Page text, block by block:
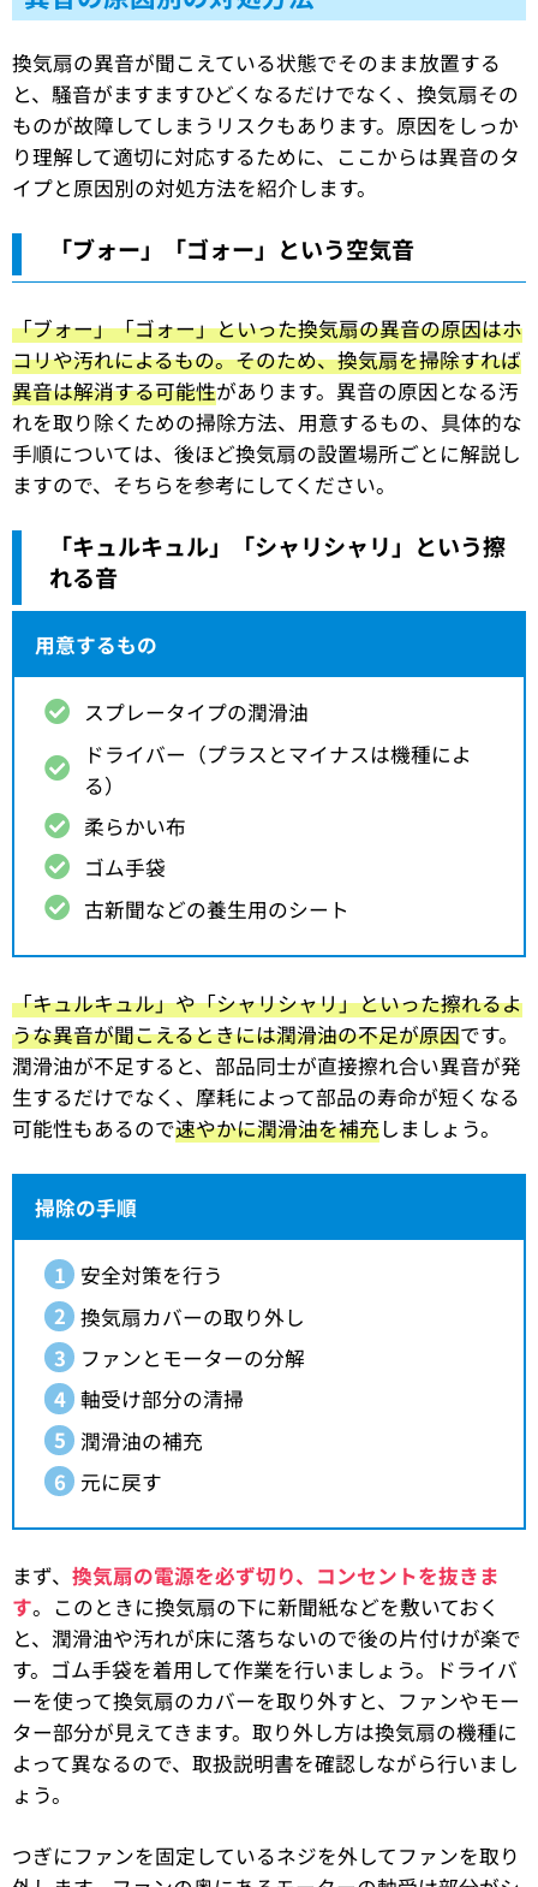
換気扇の異音が聞こえている状態でそのまま放置する
と、騒音がますますひどくなるだけでなく、換気扇その
ものが故障してしまうリスクもあります。原因をしっか
り理解して適切に対応するために、ここからは異音のタ
イプと原因別の対処方法を紹介します。
「ブォー」「ゴォー」という空気音
「ブォー」「ゴォー」といった換気扇の異音の原因はホ
コリや汚れによるもの。そのため、換気扇を掃除すれば
異音は解消する可能性があります。異音の原因となる汚
れを取り除くための掃除方法、用意するもの、具体的な
手順については、後ほど換気扇の設置場所ごとに解説し
ますので、そちらを参考にしてください。
「キュルキュル」「シャリシャリ」という擦
れる音
用意するもの
スプレータイプの潤滑油
ドライバー（プラスとマイナスは機種によ
る）
柔らかい布
ゴム手袋
古新聞などの養生用のシート
「キュルキュル」や「シャリシャリ」といった擦れるよ
うな異音が聞こえるときには潤滑油の不足が原因です。
潤滑油が不足すると、部品同士が直接擦れ合い異音が発
生するだけでなく、摩耗によって部品の寿命が短くなる
可能性もあるので速やかに潤滑油を補充しましょう。
掃除の手順
安全対策を行う
換気扇カバーの取り外し
ファンとモーターの分解
軸受け部分の清掃
潤滑油の補充
元に戻す
まず、 換気扇の電源を必ず切り、コンセントを抜きま
す。このときに換気扇の下に新聞紙などを敷いておく
と、潤滑油や汚れが床に落ちないので後の片付けが楽で
す。ゴム手袋を着用して作業を行いましょう。ドライバ
ーを使って換気扇のカバーを取り外すと、ファンやモー
ター部分が見えてきます。取り外し方は換気扇の機種に
よって異なるので、取扱説明書を確認しながら行いまし
ょう。
つぎにファンを固定しているネジを外してファンを取り